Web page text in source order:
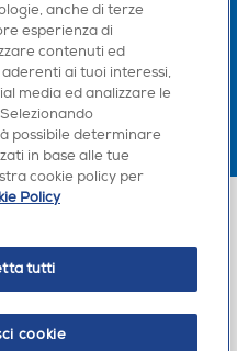
6/a 20156 Milano
anche di terze
esperienza di
contenuti ed
ai tuoi interessi,
media ed analizzare le
possibile determinare
in base alle tue
cookie policy per
Policy
tutti
cookie